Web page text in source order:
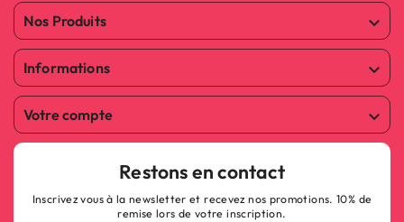
Nos Produits 
Informations 
Votre compte 
Restons en contact
Inscrivez vous à la newsletter et recevez nos promotions. 10% de
remise lors de votre inscription.